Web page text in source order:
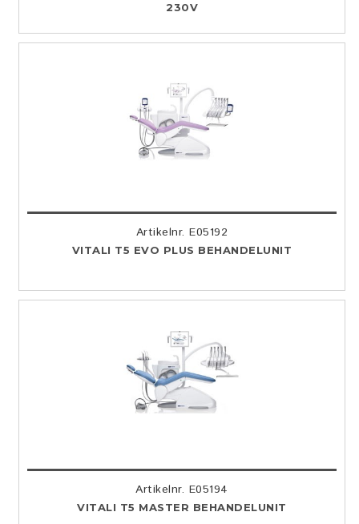
230V
Artikelnr. E05192
VITALI T5 EVO PLUS BEHANDELUNIT
Artikelnr. E05194
VITALI T5 MASTER BEHANDELUNIT